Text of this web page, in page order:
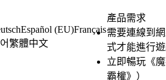
Español (EU)Français
繁體中文
產品需求
需要連線到
式才能進行遊
立即暢玩《
霸權》）